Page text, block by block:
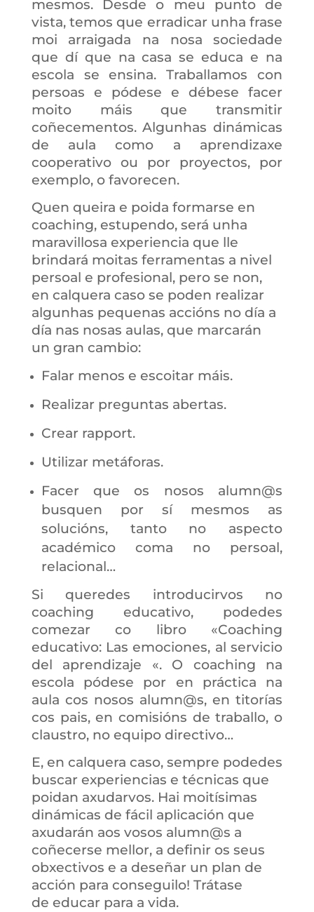
mesmos. Desde o meu punto de
vista, temos que erradicar unha frase
moi arraigada na nosa sociedade
que dí que na casa se educa e na
escola se ensina. Traballamos con
persoas e pódese e débese facer
moito máis que transmitir
coñecementos. Algunhas dinámicas
de aula como a aprendizaxe
cooperativo ou por proyectos, por
exemplo, o favorecen.
Quen queira e poida formarse en
coaching, estupendo, será unha
maravillosa experiencia que lle
brindará moitas ferramentas a nivel
persoal e profesional, pero se non,
en calquera caso se poden realizar
algunhas pequenas accións no día a
día nas nosas aulas, que marcarán
un gran cambio:
Falar menos e escoitar máis.
Realizar preguntas abertas.
Crear rapport.
Utilizar metáforas.
Facer que os nosos alumn@s
busquen por sí mesmos as
solucións, tanto no aspecto
académico coma no persoal,
relacional…
Si queredes introducirvos no
coaching educativo, podedes
comezar co libro «Coaching
educativo: Las emociones, al servicio
del aprendizaje «. O coaching na
escola pódese por en práctica na
aula cos nosos alumn@s, en titorías
cos pais, en comisións de traballo, o
claustro, no equipo directivo…
E, en calquera caso, sempre podedes
buscar experiencias e técnicas que
poidan axudarvos. Hai moitísimas
dinámicas de fácil aplicación que
axudarán aos vosos alumn@s a
coñecerse mellor, a definir os seus
obxectivos e a deseñar un plan de
acción para conseguilo! Trátase
de educar para a vida.